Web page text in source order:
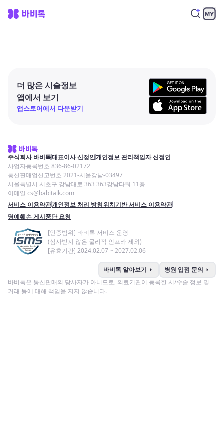
더 많은 시술정보
앱에서 보기
앱스토어에서 다운받기
주식회사 바비톡대표이사 신정인개인정보 관리책임자 신정인
사업자등록번호 836-86-02172
통신판매업신고번호 2021-서울강남-03497
서울특별시 서초구 강남대로 363 363강남타워 11층
이메일 cs@babitalk.com
서비스 이용약관개인정보 처리 방침위치기반 서비스 이용약관
명예훼손 게시중단 요청
[인증범위] 바비톡 서비스 운영
(심사받지 않은 물리적 인프라 제외)
[유효기간] 2024.02.07 ~ 2027.02.06
바비톡 알아보기 arrow_right 병원 입점 문의 arrow_right
바비톡은 통신판매의 당사자가 아니므로, 의료기관이 등록한 시/수술 정보 및
거래 등에 대해 책임을 지지 않습니다.